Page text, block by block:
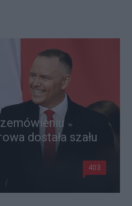
dostała szału
403